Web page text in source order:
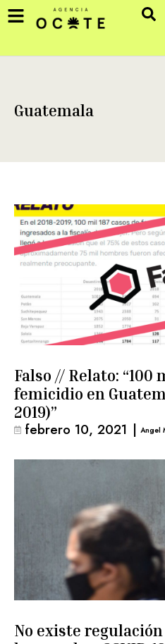
Guatemala
Falso // Relato: “100
femicidio en
2019)”
febrero 10, 2021 | Angel
No existe